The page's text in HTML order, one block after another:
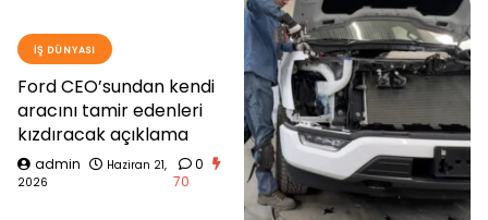
İŞ DÜNYASI
Ford CEO’sundan kendi
aracını tamir edenleri
kızdıracak açıklama
admin
Haziran 21,
2026
0
70